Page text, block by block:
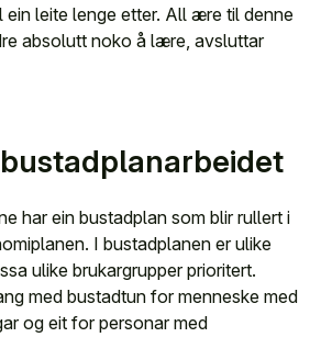
ein leite lenge etter. All ære til denne
absolutt noko å lære, avsluttar
har ein bustadplan som blir rullert i
I bustadplanen er ulike
ulike brukargrupper prioritert.
med bustadtun for menneske med
og eit for personar med